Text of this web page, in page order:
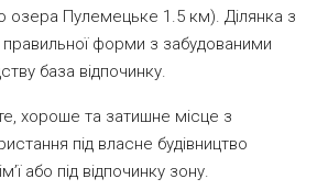
озера Пулемецьке 1.5 км). Ділянка з
форми з забудованими
база відпочинку.
хороше та затишне місце з
під власне будівництво
або під відпочинку зону.